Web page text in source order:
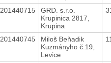
201440715
GRD. s.r.o.
Krupinica 2817,
Krupina
201440745
Miloš Beňadik
Kuzmányho č.19,
Levice